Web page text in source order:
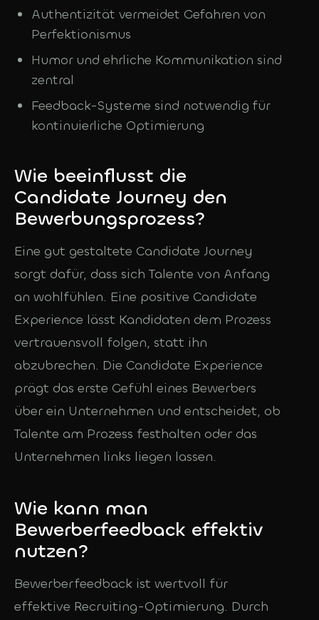
Authentizität vermeidet Gefahren von
Perfektionismus
Humor und ehrliche Kommunikation sind
zentral
Feedback-Systeme sind notwendig für
kontinuierliche Optimierung
Wie beeinflusst die
Candidate Journey den
Bewerbungsprozess?
Eine gut gestaltete Candidate Journey
sorgt dafür, dass sich Talente von Anfang
an wohlfühlen. Eine positive Candidate
Experience lässt Kandidaten dem Prozess
vertrauensvoll folgen, statt ihn
abzubrechen. Die Candidate Experience
prägt das erste Gefühl eines Bewerbers
über ein Unternehmen und entscheidet, ob
Talente am Prozess festhalten oder das
Unternehmen links liegen lassen.
Wie kann man
Bewerberfeedback effektiv
nutzen?
Bewerberfeedback ist wertvoll für
effektive Recruiting-Optimierung. Durch